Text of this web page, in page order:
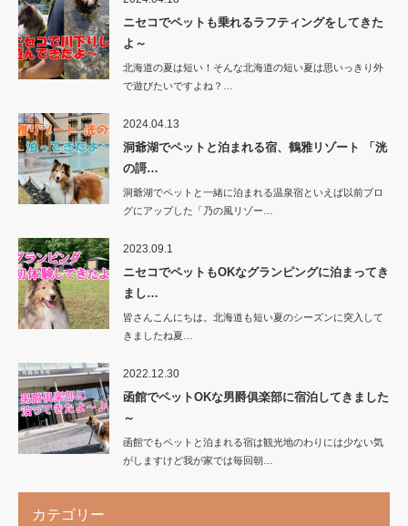
ニセコでペットも乗れるラフティングをしてきた
よ～
北海道の夏は短い！そんな北海道の短い夏は思いっきり外
で遊びたいですよね？…
2024.04.13
洞爺湖でペットと泊まれる宿、鶴雅リゾート 「洸
の謌…
洞爺湖でペットと一緒に泊まれる温泉宿といえば以前ブロ
グにアップした「乃の風リゾー…
2023.09.1
ニセコでペットもOKなグランピングに泊まってき
まし…
皆さんこんにちは。北海道も短い夏のシーズンに突入して
きましたね夏…
2022.12.30
函館でペットOKな男爵俱楽部に宿泊してきました
～
函館でもペットと泊まれる宿は観光地のわりには少ない気
がしますけど我が家では毎回朝…
カテゴリー